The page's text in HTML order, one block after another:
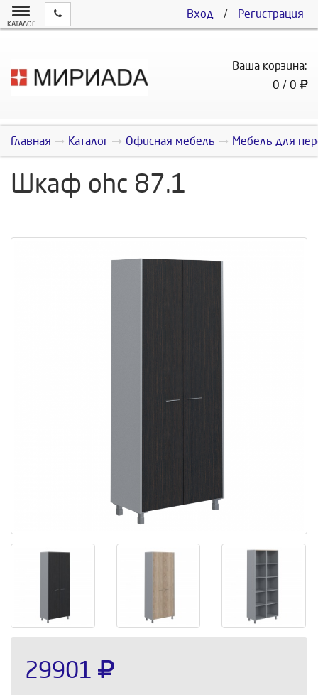
Вход / Регистрация
КАТАЛОГ
Ваша корзина:
0 / 0
Главная Каталог Офисная мебель Мебель для
Шкаф ohc 87.1
29901